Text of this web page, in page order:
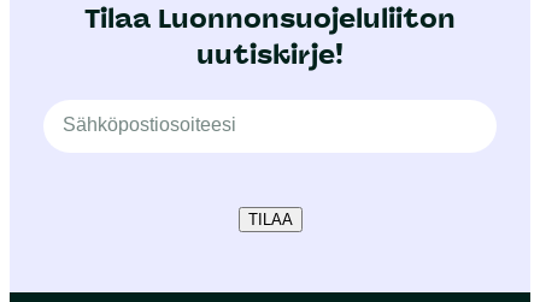
Tilaa Luonnonsuojeluliiton
uutiskirje!
TILAA